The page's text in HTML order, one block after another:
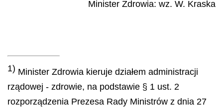
Minister Zdrowia: wz. W. Kraska
1) Minister Zdrowia kieruje działem administracji
rządowej - zdrowie, na podstawie § 1 ust. 2
rozporządzenia Prezesa Rady Ministrów z dnia 27